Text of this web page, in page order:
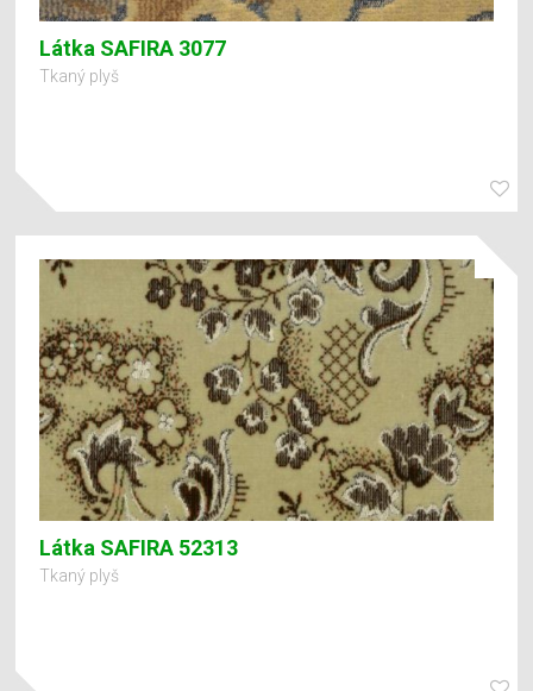
Látka SAFIRA 3077
Tkaný plyš
Látka SAFIRA 52313
Tkaný plyš